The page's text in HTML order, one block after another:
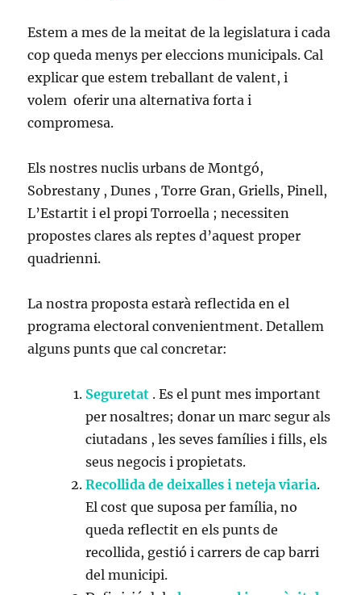
Estem a mes de la meitat de la legislatura i cada
cop queda menys per eleccions municipals. Cal
explicar que estem treballant de valent, i
volem oferir una alternativa forta i
compromesa.
Els nostres nuclis urbans de Montgó,
Sobrestany , Dunes , Torre Gran, Griells, Pinell,
L’Estartit i el propi Torroella ; necessiten
propostes clares als reptes d’aquest proper
quadrienni.
La nostra proposta estarà reflectida en el
programa electoral convenientment. Detallem
alguns punts que cal concretar:
Seguretat . Es el punt mes important
per nosaltres; donar un marc segur als
ciutadans , les seves famílies i fills, els
seus negocis i propietats.
Recollida de deixalles i neteja viaria.
El cost que suposa per família, no
queda reflectit en els punts de
recollida, gestió i carrers de cap barri
del municipi.